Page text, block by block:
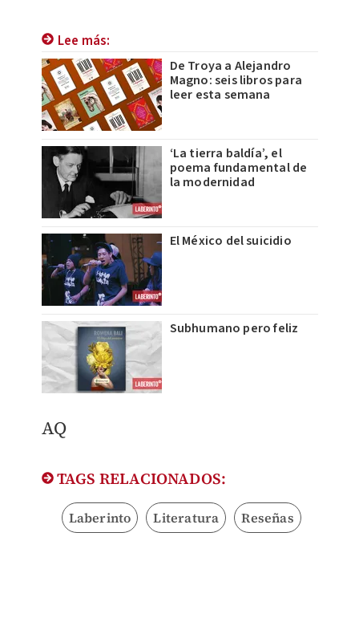
Lee más:
De Troya a Alejandro
Magno: seis libros para
leer esta semana
‘La tierra baldía’, el
poema fundamental de
la modernidad
El México del suicidio
Subhumano pero feliz
AQ
TAGS RELACIONADOS:
Laberinto Literatura Reseñas